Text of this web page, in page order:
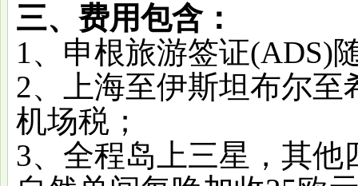
三、费用包含：
1、申根旅游签证(ADS)
2、上海至伊斯坦布尔
机场税；
3、全程岛上三星，其